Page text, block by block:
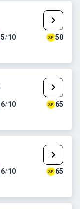
5/10
50
6/10
65
6/10
65